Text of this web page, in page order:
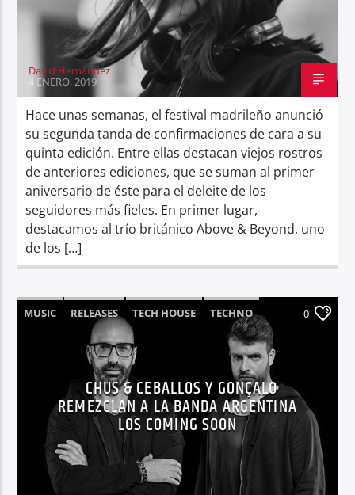
David Hernández
4 ENERO, 2019
Hace unas semanas, el festival madrileño anunció
su segunda tanda de confirmaciones de cara a su
quinta edición. Entre ellas destacan viejos rostros
de anteriores ediciones, que se suman al primer
aniversario de éste para el deleite de los
seguidores más fieles. En primer lugar,
destacamos al trío británico Above & Beyond, uno
de los […]
MUSIC RELEASES TECH HOUSE TECHNO 0
CHUS & CEBALLOS Y GONÇALO
REMEZCLAN A LA BANDA ARGENTINA
LOS COMING SOON